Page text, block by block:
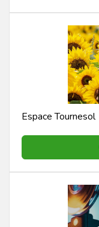
Espace Tournesol